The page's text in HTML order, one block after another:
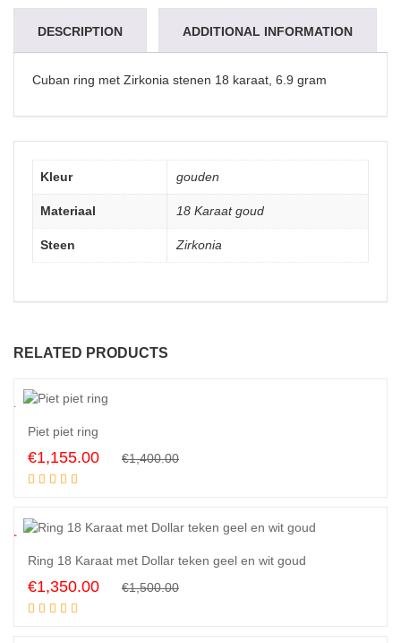
DESCRIPTION ADDITIONAL INFORMATION
Cuban ring met Zirkonia stenen 18 karaat, 6.9 gram
Kleur gouden
Materiaal 18 Karaat goud
Steen Zirkonia
RELATED PRODUCTS
Piet piet ring
€1,400.00Original
€1,400.00.
€1,155.00
Current
€1,155.00.
Ring 18 Karaat met Dollar teken geel en wit goud
€1,500.00Original
€1,350.00
Current